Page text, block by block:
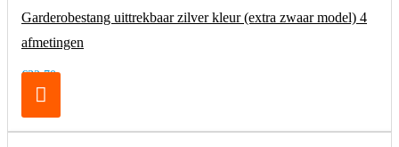
Garderobestang uittrekbaar zilver kleur (extra zwaar model) 4
afmetingen
€32,70